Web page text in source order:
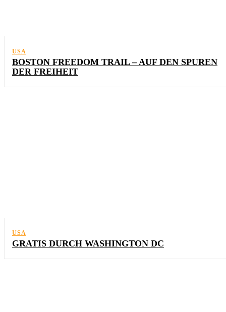
USA
BOSTON FREEDOM TRAIL – AUF DEN SPUREN
DER FREIHEIT
USA
GRATIS DURCH WASHINGTON DC